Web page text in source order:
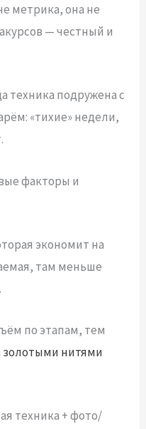
метрика, она не
— честный и
техника подружена с
«тихие» недели,
факторы и
экономит на
там меньше
по этапам, тем
золотыми нитями
техника + фото/